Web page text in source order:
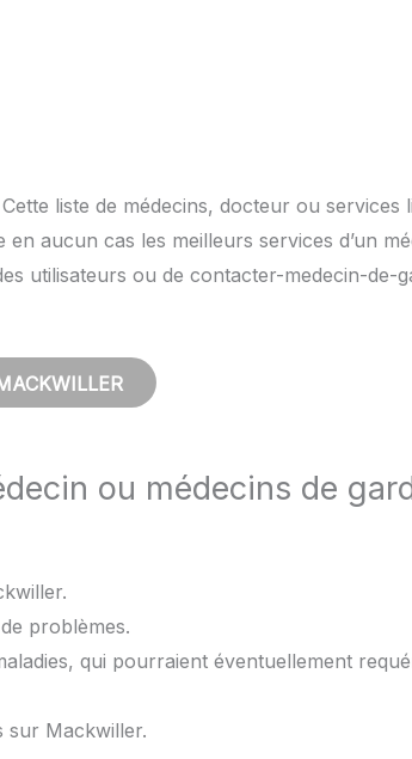
liste de médecins, docteur ou services
aucun cas les meilleurs services d’un
utilisateurs ou de contacter-medecin-de-
ou médecins de
problèmes.
qui pourraient éventuellement
sur Mackwiller.